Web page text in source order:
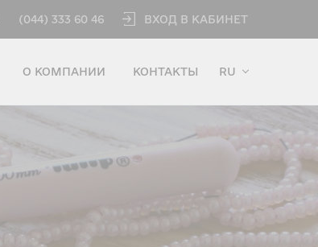
(044) 333 60 46 ВХОД В КАБИНЕТ
О КОМПАНИИ КОНТАКТЫ RU